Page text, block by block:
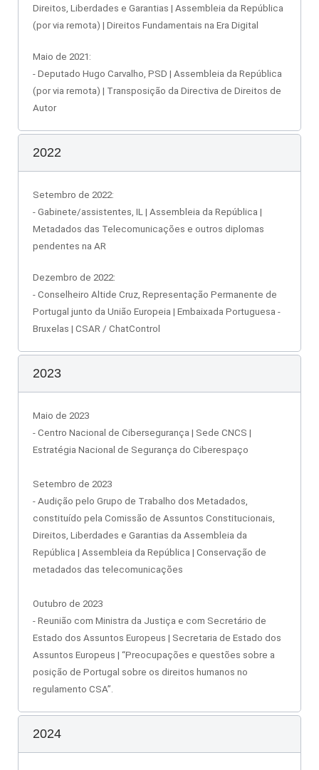
Direitos, Liberdades e Garantias | Assembleia da República
(por via remota) | Direitos Fundamentais na Era Digital
Maio de 2021:
- Deputado Hugo Carvalho, PSD | Assembleia da República
(por via remota) | Transposição da Directiva de Direitos de
Autor
2022
Setembro de 2022:
- Gabinete/assistentes, IL | Assembleia da República |
Metadados das Telecomunicações e outros diplomas
pendentes na AR
Dezembro de 2022:
- Conselheiro Altide Cruz, Representação Permanente de
Portugal junto da União Europeia | Embaixada Portuguesa -
Bruxelas | CSAR / ChatControl
2023
Maio de 2023
- Centro Nacional de Cibersegurança | Sede CNCS |
Estratégia Nacional de Segurança do Ciberespaço
Setembro de 2023
- Audição pelo Grupo de Trabalho dos Metadados,
constituído pela Comissão de Assuntos Constitucionais,
Direitos, Liberdades e Garantias da Assembleia da
República | Assembleia da República | Conservação de
metadados das telecomunicações
Outubro de 2023
- Reunião com Ministra da Justiça e com Secretário de
Estado dos Assuntos Europeus | Secretaria de Estado dos
Assuntos Europeus | “Preocupações e questões sobre a
posição de Portugal sobre os direitos humanos no
regulamento CSA”.
2024